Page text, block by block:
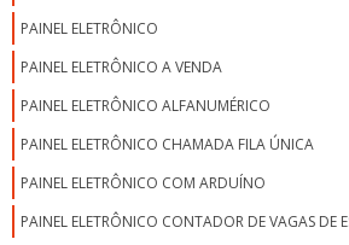
PAINEL ELETRÔNICO
PAINEL ELETRÔNICO A VENDA
PAINEL ELETRÔNICO ALFANUMÉRICO
PAINEL ELETRÔNICO CHAMADA FILA ÚNICA
PAINEL ELETRÔNICO COM ARDUÍNO
PAINEL ELETRÔNICO CONTADOR DE VAGAS DE